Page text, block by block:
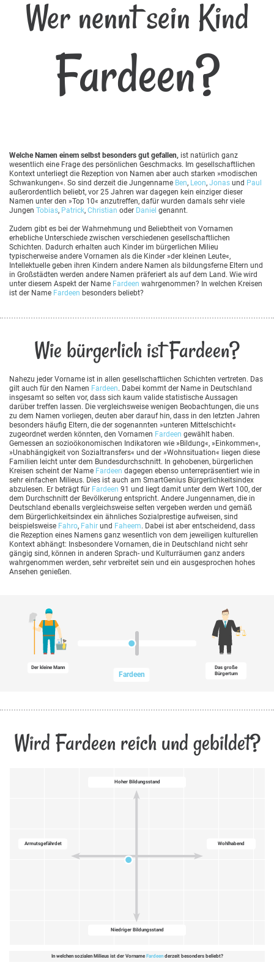
Wer nennt sein Kind
Fardeen?
Welche Namen einem selbst besonders gut gefallen, ist natürlich ganz
wesentlich eine Frage des persönlichen Geschmacks. Im gesellschaftlichen
Kontext unterliegt die Rezeption von Namen aber auch starken »modischen
Schwankungen«. So sind derzeit die Jungenname Ben, Leon, Jonas und Paul
außerordentlich beliebt, vor 25 Jahren war dagegen kein einziger dieser
Namen unter den »Top 10« anzutreffen, dafür wurden damals sehr viele
Jungen Tobias, Patrick, Christian oder Daniel genannt.
Zudem gibt es bei der Wahrnehmung und Beliebtheit von Vornamen
erhebliche Unterschiede zwischen verschiedenen gesellschaftlichen
Schichten. Dadurch erhalten auch Kinder im bürgerlichen Milieu
typischerweise andere Vornamen als die Kinder »der kleinen Leute«,
Intellektuelle geben ihren Kindern andere Namen als bildungsferne Eltern und
in Großstädten werden andere Namen präferiert als auf dem Land. Wie wird
unter diesem Aspekt der Name Fardeen wahrgenommen? In welchen Kreisen
ist der Name Fardeen besonders beliebt?
Wie bürgerlich ist Fardeen?
Nahezu jeder Vorname ist in allen gesellschaftlichen Schichten vertreten. Das
gilt auch für den Namen Fardeen. Dabei kommt der Name in Deutschland
insgesamt so selten vor, dass sich kaum valide statistische Aussagen
darüber treffen lassen. Die vergleichsweise wenigen Beobachtungen, die uns
zu dem Namen vorliegen, deuten aber darauf hin, dass in den letzten Jahren
besonders häufig Eltern, die der sogenannten »unteren Mittelschicht«
zugeordnet werden könnten, den Vornamen Fardeen gewählt haben.
Gemessen an sozioökonomischen Indikatoren wie »Bildung«, »Einkommen«,
»Unabhängigkeit von Sozialtransfers« und der »Wohnsituation« liegen diese
Familien leicht unter dem Bundesdurchschnitt. In gehobenen, bürgerlichen
Kreisen scheint der Name Fardeen dagegen ebenso unterrepräsentiert wie in
sehr einfachen Milieus. Dies ist auch am SmartGenius Bürgerlichkeitsindex
abzulesen. Er beträgt für Fardeen 91 und liegt damit unter dem Wert 100, der
dem Durchschnitt der Bevölkerung entspricht. Andere Jungennamen, die in
Deutschland ebenalls vergleichsweise selten vergeben werden und gemäß
dem Bürgerlichkeitsindex ein ähnliches Sozialprestige aufweisen, sind
beispielsweise Fahro, Fahir und Faheem. Dabei ist aber entscheidend, dass
die Rezeption eines Namens ganz wesentlich von dem jeweiligen kulturellen
Kontext abhängt: Insbesondere Vornamen, die in Deutschland nicht sehr
gängig sind, können in anderen Sprach- und Kulturräumen ganz anders
wahrgenommen werden, sehr verbreitet sein und ein ausgesprochen hohes
Ansehen genießen.
Der kleine Mann
Fardeen
Das große
Bürgertum
Wird Fardeen reich und gebildet?
Hoher Bildungsstand
Wohlhabend
Niedriger Bildungsstand
Armutsgefährdet
In welchen sozialen Milieus ist der Vorname Fardeenderzeit besonders beliebt?